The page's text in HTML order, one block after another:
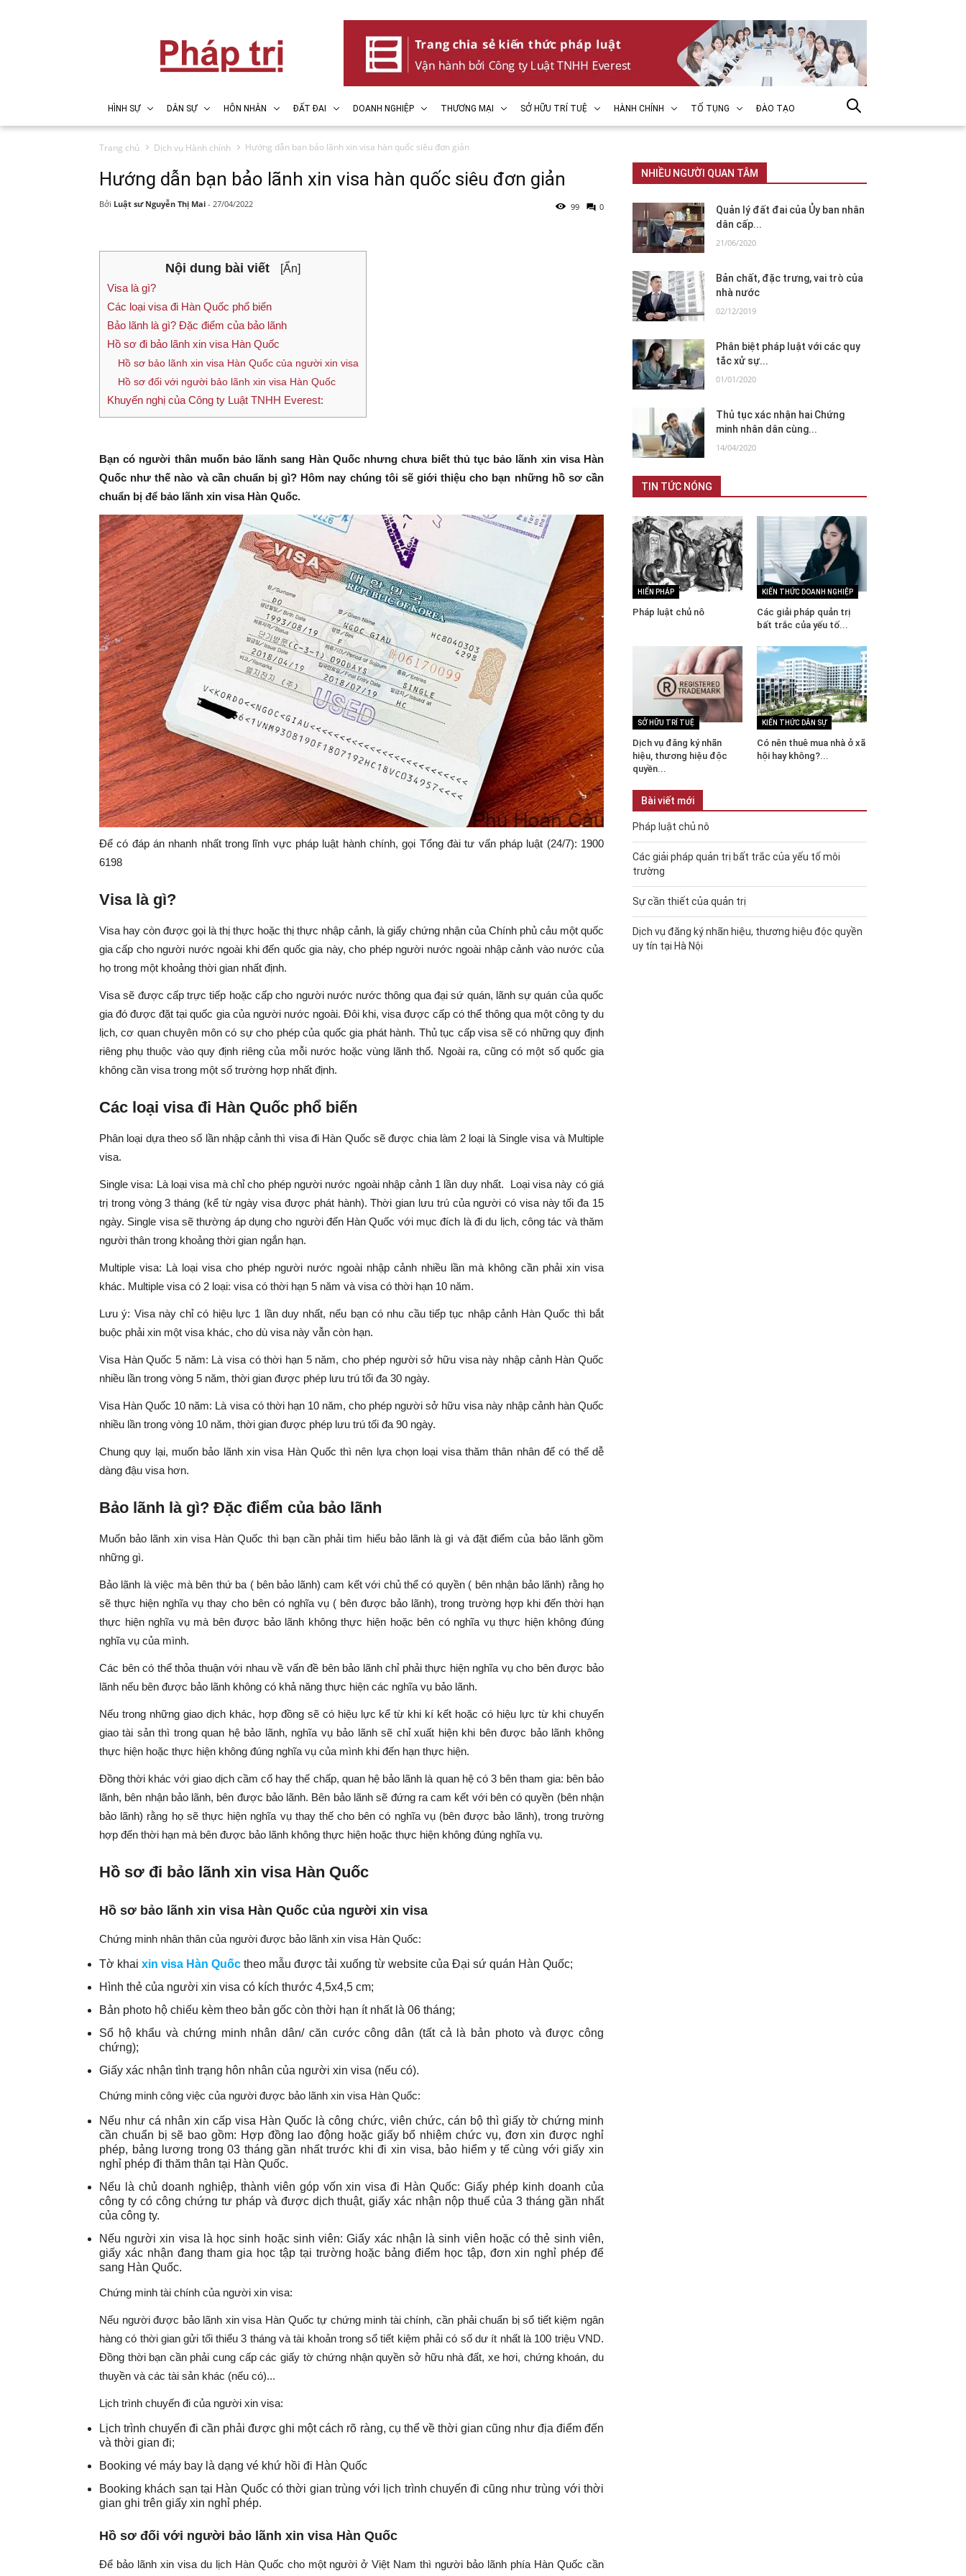
HÌNH SỰ DÂN SỰ HÔN NHÂN ĐẤT ĐAI DOANH NGHIỆP THƯƠNG MẠI SỞ HỮU TRÍ TUỆ HÀNH CHÍNH TỐ TỤNG ĐÀO TẠO
Trang chủ Dịch vụ Hành chính Hướng dẫn bạn bảo lãnh xin visa hàn quốc siêu đơn giản
Hướng dẫn bạn bảo lãnh xin visa hàn quốc siêu đơn giản
Bởi Luật sư Nguyễn Thị Mai - 27/04/2022 99 0
Nội dung bài viết [Ẩn]
Visa là gì?
Các loại visa đi Hàn Quốc phổ biến
Bảo lãnh là gì? Đặc điểm của bảo lãnh
Hồ sơ đi bảo lãnh xin visa Hàn Quốc
Hồ sơ bảo lãnh xin visa Hàn Quốc của người xin visa
Hồ sơ đối với người bảo lãnh xin visa Hàn Quốc
Khuyến nghị của Công ty Luật TNHH Everest:
Bạn có người thân muốn bảo lãnh sang Hàn Quốc nhưng chưa biết thủ tục bảo lãnh xin visa Hàn
Quốc như thế nào và cần chuẩn bị gì? Hôm nay chúng tôi sẽ giới thiệu cho bạn những hồ sơ cần
chuẩn bị để bảo lãnh xin visa Hàn Quốc.
Để có đáp án nhanh nhất trong lĩnh vực pháp luật hành chính, gọi Tổng đài tư vấn pháp luật (24/7): 1900
6198
Visa là gì?
Visa hay còn được gọi là thị thực hoặc thị thực nhập cảnh, là giấy chứng nhận của Chính phủ cảu một quốc
gia cấp cho người nước ngoài khi đến quốc gia này, cho phép người nước ngoài nhập cảnh vào nước của
họ trong một khoảng thời gian nhất định.
Visa sẽ được cấp trực tiếp hoặc cấp cho người nước nước thông qua đại sứ quán, lãnh sự quán của quốc
gia đó được đặt tại quốc gia của người nước ngoài. Đôi khi, visa được cấp có thể thông qua một công ty du
lịch, cơ quan chuyên môn có sự cho phép của quốc gia phát hành. Thủ tục cấp visa sẽ có những quy định
riêng phụ thuộc vào quy định riêng của mỗi nước hoặc vùng lãnh thổ. Ngoài ra, cũng có một số quốc gia
không cần visa trong một số trường hợp nhất định.
Các loại visa đi Hàn Quốc phổ biến
Phân loại dựa theo số lần nhập cảnh thì visa đi Hàn Quốc sẽ được chia làm 2 loại là Single visa và Multiple
visa.
Single visa: Là loại visa mà chỉ cho phép người nước ngoài nhập cảnh 1 lần duy nhất. Loại visa này có giá
trị trong vòng 3 tháng (kể từ ngày visa được phát hành). Thời gian lưu trú của người có visa này tối đa 15
ngày. Single visa sẽ thường áp dụng cho người đến Hàn Quốc với mục đích là đi du lịch, công tác và thăm
người thân trong khoảng thời gian ngắn hạn.
Multiple visa: Là loại visa cho phép người nước ngoài nhập cảnh nhiều lần mà không cần phải xin visa
khác. Multiple visa có 2 loại: visa có thời hạn 5 năm và visa có thời hạn 10 năm.
Lưu ý: Visa này chỉ có hiệu lực 1 lần duy nhất, nếu bạn có nhu cầu tiếp tục nhập cảnh Hàn Quốc thì bắt
buộc phải xin một visa khác, cho dù visa này vẫn còn hạn.
Visa Hàn Quốc 5 năm: Là visa có thời hạn 5 năm, cho phép người sở hữu visa này nhập cảnh Hàn Quốc
nhiều lần trong vòng 5 năm, thời gian được phép lưu trú tối đa 30 ngày.
Visa Hàn Quốc 10 năm: Là visa có thời hạn 10 năm, cho phép người sở hữu visa này nhập cảnh hàn Quốc
nhiều lần trong vòng 10 năm, thời gian được phép lưu trú tối đa 90 ngày.
Chung quy lại, muốn bảo lãnh xin visa Hàn Quốc thì nên lựa chọn loại visa thăm thân nhân để có thể dễ
dàng đậu visa hơn.
Bảo lãnh là gì? Đặc điểm của bảo lãnh
Muốn bảo lãnh xin visa Hàn Quốc thì bạn cần phải tìm hiểu bảo lãnh là gì và đặt điểm của bảo lãnh gồm
những gì.
Bảo lãnh là việc mà bên thứ ba ( bên bảo lãnh) cam kết với chủ thể có quyền ( bên nhận bảo lãnh) rằng họ
sẽ thực hiện nghĩa vụ thay cho bên có nghĩa vụ ( bên được bảo lãnh), trong trường hợp khi đến thời hạn
thực hiện nghĩa vụ mà bên được bảo lãnh không thực hiện hoặc bên có nghĩa vụ thực hiện không đúng
nghĩa vụ của mình.
Các bên có thể thỏa thuận với nhau về vấn đề bên bảo lãnh chỉ phải thực hiện nghĩa vụ cho bên được bảo
lãnh nếu bên được bảo lãnh không có khả năng thực hiện các nghĩa vụ bảo lãnh.
Nếu trong những giao dịch khác, hợp đồng sẽ có hiệu lực kể từ khi kí kết hoặc có hiệu lực từ khi chuyển
giao tài sản thì trong quan hệ bảo lãnh, nghĩa vụ bảo lãnh sẽ chỉ xuất hiện khi bên được bảo lãnh không
thực hiện hoặc thực hiện không đúng nghĩa vụ của mình khi đến hạn thực hiện.
Đồng thời khác với giao dịch cầm cố hay thế chấp, quan hệ bảo lãnh là quan hệ có 3 bên tham gia: bên bảo
lãnh, bên nhận bảo lãnh, bên được bảo lãnh. Bên bảo lãnh sẽ đứng ra cam kết với bên có quyền (bên nhận
bảo lãnh) rằng họ sẽ thực hiện nghĩa vụ thay thế cho bên có nghĩa vụ (bên được bảo lãnh), trong trường
hợp đến thời hạn mà bên được bảo lãnh không thực hiện hoặc thực hiện không đúng nghĩa vụ.
Hồ sơ đi bảo lãnh xin visa Hàn Quốc
Hồ sơ bảo lãnh xin visa Hàn Quốc của người xin visa
Chứng minh nhân thân của người được bảo lãnh xin visa Hàn Quốc:
Tờ khai xin visa Hàn Quốc theo mẫu được tải xuống từ website của Đại sứ quán Hàn Quốc;
Hình thẻ của người xin visa có kích thước 4,5x4,5 cm;
Bản photo hộ chiếu kèm theo bản gốc còn thời hạn ít nhất là 06 tháng;
Sổ hộ khẩu và chứng minh nhân dân/ căn cước công dân (tất cả là bản photo và được công
chứng);
Giấy xác nhận tình trạng hôn nhân của người xin visa (nếu có).
Chứng minh công việc của người được bảo lãnh xin visa Hàn Quốc:
Nếu như cá nhân xin cấp visa Hàn Quốc là công chức, viên chức, cán bộ thì giấy tờ chứng minh
cần chuẩn bị sẽ bao gồm: Hợp đồng lao động hoặc giấy bổ nhiệm chức vụ, đơn xin được nghỉ
phép, bảng lương trong 03 tháng gần nhất trước khi đi xin visa, bảo hiểm y tế cùng với giấy xin
nghỉ phép đi thăm thân tại Hàn Quốc.
Nếu là chủ doanh nghiệp, thành viên góp vốn xin visa đi Hàn Quốc: Giấy phép kinh doanh của
công ty có công chứng tư pháp và được dịch thuật, giấy xác nhận nộp thuế của 3 tháng gần nhất
của công ty.
Nếu người xin visa là học sinh hoặc sinh viên: Giấy xác nhận là sinh viên hoặc có thẻ sinh viên,
giấy xác nhận đang tham gia học tập tại trường hoặc bảng điểm học tập, đơn xin nghỉ phép để
sang Hàn Quốc.
Chứng minh tài chính của người xin visa:
Nếu người được bảo lãnh xin visa Hàn Quốc tự chứng minh tài chính, cần phải chuẩn bị sổ tiết kiệm ngân
hàng có thời gian gửi tối thiểu 3 tháng và tài khoản trong sổ tiết kiệm phải có số dư ít nhất là 100 triệu VND.
Đồng thời bạn cần phải cung cấp các giấy tờ chứng nhận quyền sở hữu nhà đất, xe hơi, chứng khoán, du
thuyền và các tài sản khác (nếu có)...
Lịch trình chuyến đi của người xin visa:
Lịch trình chuyến đi cần phải được ghi một cách rõ ràng, cụ thể về thời gian cũng như địa điểm đến
và thời gian đi;
Booking vé máy bay là dạng vé khứ hồi đi Hàn Quốc
Booking khách sạn tại Hàn Quốc có thời gian trùng với lịch trình chuyến đi cũng như trùng với thời
gian ghi trên giấy xin nghỉ phép.
Hồ sơ đối với người bảo lãnh xin visa Hàn Quốc
Để bảo lãnh xin visa du lịch Hàn Quốc cho một người ở Việt Nam thì người bảo lãnh phía Hàn Quốc cần
NHIỀU NGƯỜI QUAN TÂM
Quản lý đất đai của Ủy ban nhân
dân cấp...
21/06/2020
Bản chất, đặc trưng, vai trò của
nhà nước
02/12/2019
Phân biệt pháp luật với các quy
tắc xử sự...
01/01/2020
Thủ tục xác nhận hai Chứng
minh nhân dân cùng...
14/04/2020
TIN TỨC NÓNG
HIẾN PHÁP
Pháp luật chủ nô
KIẾN THỨC DOANH NGHIỆP
Các giải pháp quản trị
bất trắc của yếu tố...
SỞ HỮU TRÍ TUỆ
Dịch vụ đăng ký nhãn
hiệu, thương hiệu độc
quyền...
KIẾN THỨC DÂN SỰ
Có nên thuê mua nhà ở xã
hội hay không?...
Bài viết mới
Pháp luật chủ nô
Các giải pháp quản trị bất trắc của yếu tố môi
trường
Sự cần thiết của quản trị
Dịch vụ đăng ký nhãn hiệu, thương hiệu độc quyền
uy tín tại Hà Nội